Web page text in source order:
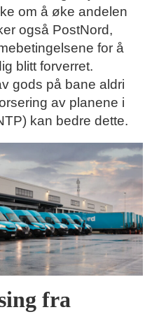
om å øke andelen
også PostNord,
for å
blitt forverret.
gods på bane aldri
av planene i
kan bedre dette.
fra